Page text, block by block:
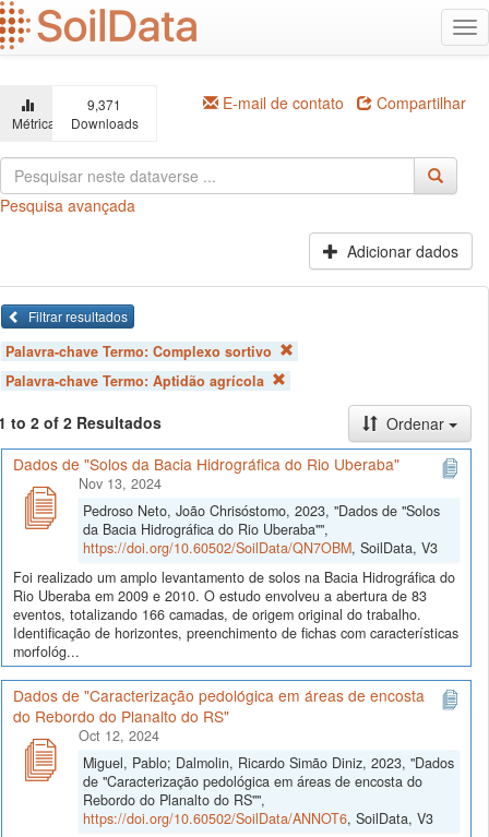
Ir
para
o
principal
Métricas
9,371
Downloads
E-mail de contato Compartilhar
Pesquisa avançada
Adicionar dados
Filtrar resultados
Palavra-chave Termo: Complexo sortivo
Palavra-chave Termo: Aptidão agrícola
to 2 of 2 Resultados
Ordenar
Dados de "Solos da Bacia Hidrográfica do Rio Uberaba"
Nov 13, 2024
Pedroso Neto, João Chrisóstomo, 2023, "Dados de "Solos
da Bacia Hidrográfica do Rio Uberaba"",
https://doi.org/10.60502/SoilData/QN7OBM, SoilData, V3
Foi realizado um amplo levantamento de solos na Bacia Hidrográfica do
Rio Uberaba em 2009 e 2010. O estudo envolveu a abertura de 83
eventos, totalizando 166 camadas, de origem original do trabalho.
Identificação de horizontes, preenchimento de fichas com características
morfológ...
Dados de "Caracterização pedológica em áreas de encosta
do Rebordo do Planalto do RS"
Oct 12, 2024
Miguel, Pablo; Dalmolin, Ricardo Simão Diniz, 2023, "Dados
de "Caracterização pedológica em áreas de encosta do
Rebordo do Planalto do RS"",
https://doi.org/10.60502/SoilData/ANNOT6, SoilData, V3